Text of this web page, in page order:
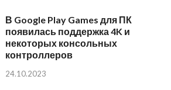
В Google Play Games для ПК
появилась поддержка 4K и
некоторых консольных
контроллеров
24.10.2023